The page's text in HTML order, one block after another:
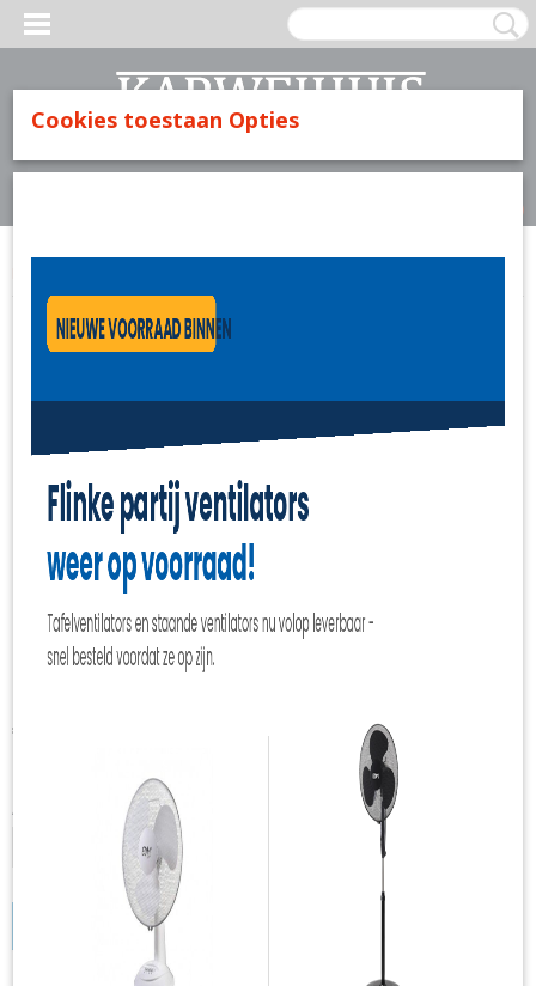
(0)
Bindbandjes/tie-rips zwart
100 stuks 4.5x250mm
€ 3,90
Aantal
IN WINKELWAGEN
Cookies toestaan Opties